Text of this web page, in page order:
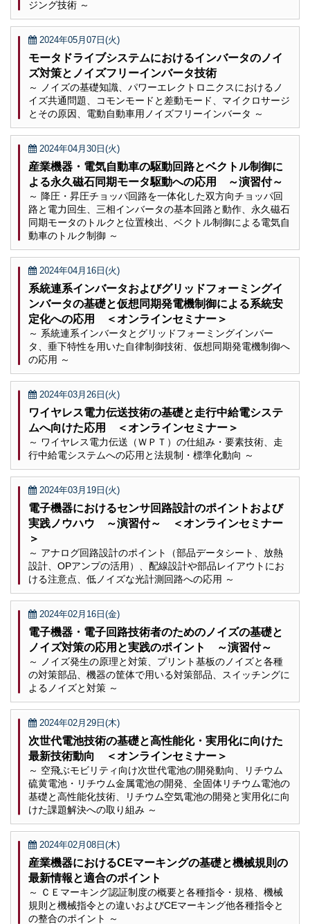
ジング技術 ～
2024年05月07日(火)
モータドライブシステムにおけるインバータのノイ
ズ対策とノイズフリーインバータ技術
～ ノイズの基礎知識、パワーエレクトロニクスにおけるノ
イズ共通問題、コモンモードと差動モード、マイクロサージ
とその原因、電動自動車用ノイズフリーインバータ ～
2024年04月30日(火)
産業機器・電気自動車の駆動回路とベクトル制御に
よる永久磁石同期モータ駆動への応用 ～演習付～
～ 降圧・昇圧チョッパ回路を一体化した双方向チョッパ回
路と電力回生、三相インバータの基本回路と動作、永久磁石
同期モータのトルクと位置検出、ベクトル制御による電気自
動車のトルク制御 ～
2024年04月16日(火)
系統連系インバータおよびグリッドフォーミングイ
ンバータの基礎と仮想同期発電機制御による系統安
定化への応用 ＜オンラインセミナー＞
～ 系統連系インバータとグリッドフォーミングインバー
タ、垂下特性を用いた自律制御技術、仮想同期発電機制御へ
の応用 ～
2024年03月26日(火)
ワイヤレス電力伝送技術の基礎と走行中給電システ
ムへ向けた応用 ＜オンラインセミナー＞
～ ワイヤレス電力伝送（ＷＰＴ）の仕組み・要素技術、走
行中給電システムへの応用と法規制・標準化動向 ～
2024年03月19日(火)
電子機器におけるセンサ回路設計のポイントおよび
実践ノウハウ ～演習付～ ＜オンラインセミナー
＞
～ アナログ回路設計のポイント（部品データシート、放熱
設計、OPアンプの活用）、配線設計や部品レイアウトにお
ける注意点、低ノイズな光計測回路への応用 ～
2024年02月16日(金)
電子機器・電子回路技術者のためのノイズの基礎と
ノイズ対策の応用と実践のポイント ～演習付～
～ ノイズ発生の原理と対策、プリント基板のノイズと各種
の対策部品、機器の筐体で用いる対策部品、スイッチングに
よるノイズと対策 ～
2024年02月29日(木)
次世代電池技術の基礎と高性能化・実用化に向けた
最新技術動向 ＜オンラインセミナー＞
～ 空飛ぶモビリティ向け次世代電池の開発動向、リチウム
硫黄電池・リチウム金属電池の開発、全固体リチウム電池の
基礎と高性能化技術、リチウム空気電池の開発と実用化に向
けた課題解決への取り組み ～
2024年02月08日(木)
産業機器におけるCEマーキングの基礎と機械規則の
最新情報と適合のポイント
～ ＣＥマーキング認証制度の概要と各種指令・規格、機械
規則と機械指令との違いおよびCEマーキング他各種指令と
の整合のポイント ～